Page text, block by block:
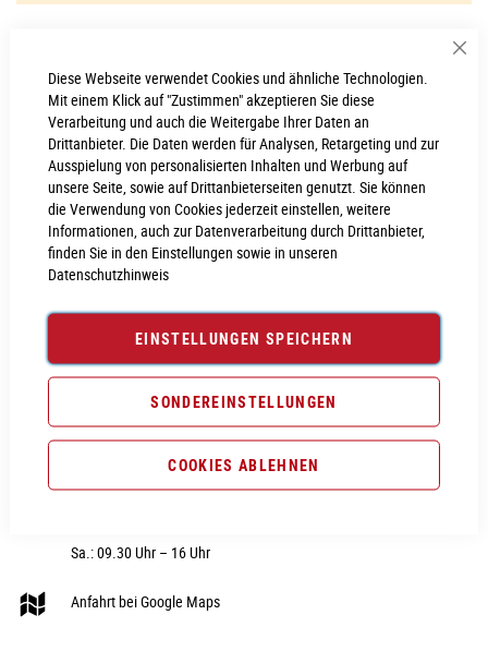
Diese Webseite verwendet Cookies und ähnliche Technologien.
Mit einem Klick auf "Zustimmen" akzeptieren Sie diese
Verarbeitung und auch die Weitergabe Ihrer Daten an
Drittanbieter. Die Daten werden für Analysen, Retargeting und zur
Ausspielung von personalisierten Inhalten und Werbung auf
unsere Seite, sowie auf Drittanbieterseiten genutzt. Sie können
die Verwendung von Cookies jederzeit einstellen, weitere
Informationen, auch zur Datenverarbeitung durch Drittanbieter,
finden Sie in den Einstellungen sowie in unseren
Datenschutzhinweis
EINSTELLUNGEN SPEICHERN
SONDEREINSTELLUNGEN
COOKIES ABLEHNEN
Neumarkt - Newsletter
Anmelden
CUBE STORE NEUMARKT
Nürnberger Str. 28
92318 Neumarkt i.d.OPf
09181 - 40606 0
E-Mail:webshop@cube-store-
Hier unsere Öffnungszeiten:
Sa.: 09.30 Uhr – 16 Uhr
Anfahrt bei Google Maps
E-Bike
Fahrradzubehör
Sale